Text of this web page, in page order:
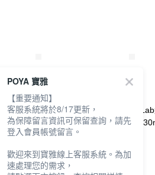
韓ShinCos.Lab 維他命
3%亮白化妝水200ml
NT$279
韓國
命3%亮白眼霜
POYA 寶雅
【重要通知】
客服系統將於8/17更新，
為保障留言資訊可保留查詢，請先
登入會員帳號留言。
歡迎來到寶雅線上客服系統。為加
速處理您的需求，